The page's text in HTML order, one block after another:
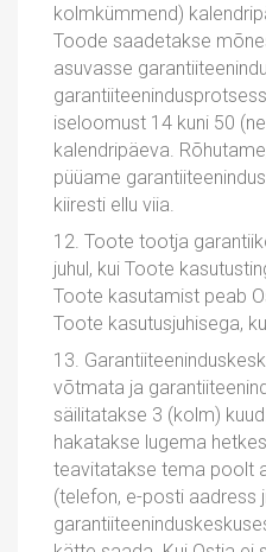
kolmkümmend)
Toode saadetakse
asuvasse
iseloomust 14 kuni 50
kalendripäeva.
püüame
kiiresti ellu viia.
12. Toote tootja
juhul, kui Toote
Toote kasutamist peab
Toote kasutusjuhisega,
13.
võtmata ja
säilitatakse 3 (kolm)
hakatakse lugema
teavitatakse tema poolt
(telefon, e-posti aadress